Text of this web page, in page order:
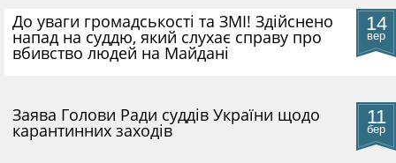
14
вер
До уваги громадськості та ЗМІ! Здійснено
напад на суддю, який слухає справу про
вбивство людей на Майдані
11
бер
​Заява Голови Ради суддів України щодо
карантинних заходів